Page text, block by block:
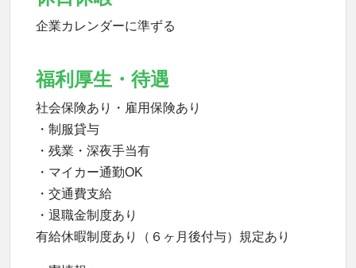
企業カレンダーに準ずる
福利厚生・待遇
社会保険あり・雇用保険あり
・制服貸与
・残業・深夜手当有
・マイカー通勤OK
・交通費支給
・退職金制度あり
有給休暇制度あり（６ヶ月後付与）規定あり